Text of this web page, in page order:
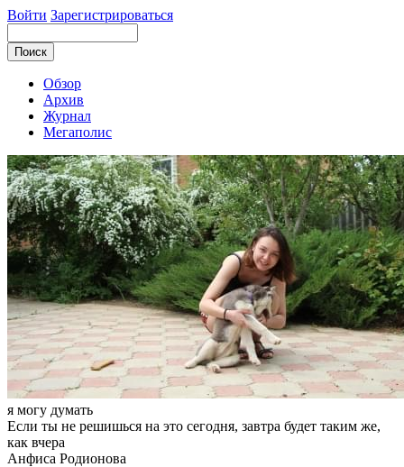
Войти Зарегистрироваться
Обзор
Архив
Журнал
Мегаполис
я могу думать
Если ты не решишься на это сегодня, завтра будет таким же,
как вчера
Анфиса Родионова